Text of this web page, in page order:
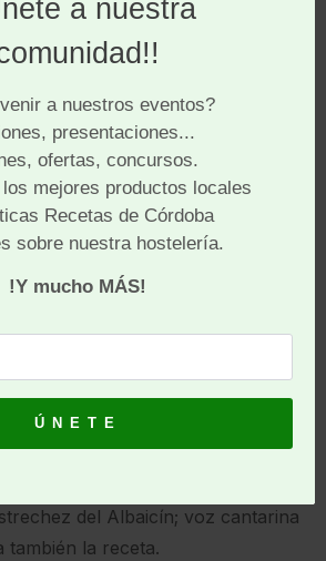
arreglo a una de sus recetas, “oía”
voz cantarina de los pescaderos,
del Albaicín; voz cantarina
también la receta.